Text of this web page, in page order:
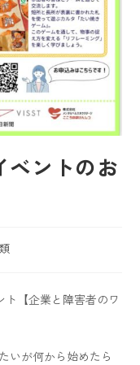
ベントのお
【企業と障害者のワ
いが何から始めたら